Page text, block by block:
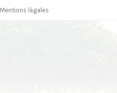
Mentions légales